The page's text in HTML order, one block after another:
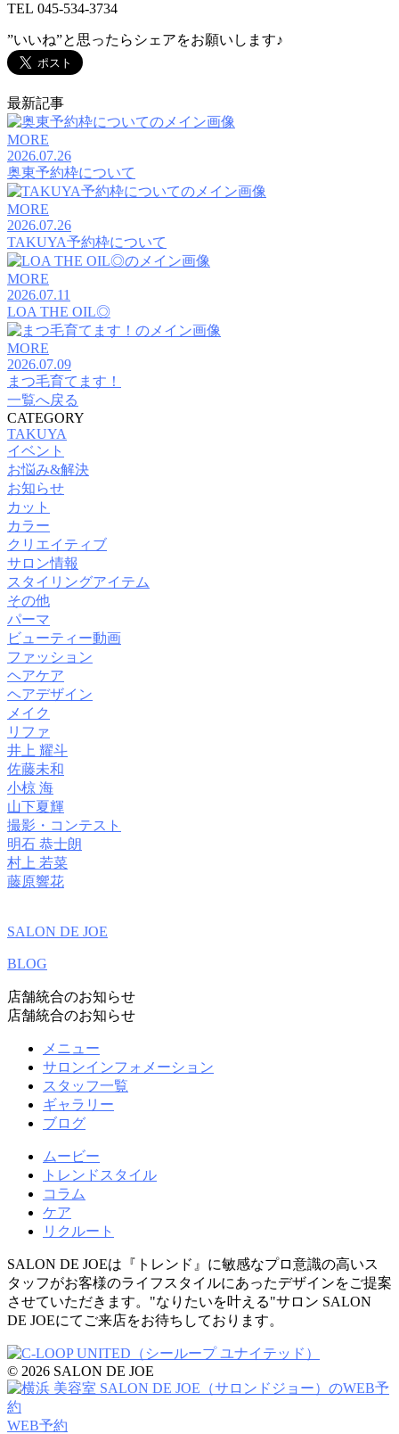
TEL 045-534-3734
”いいね”と思ったらシェアをお願いします♪
最新記事
MORE
2026.07.26
奥東予約枠について
MORE
2026.07.26
TAKUYA予約枠について
MORE
2026.07.11
LOA THE OIL◎
MORE
2026.07.09
まつ毛育てます！
一覧へ戻る
CATEGORY
TAKUYA
イベント
お悩み&解決
お知らせ
カット
カラー
クリエイティブ
サロン情報
スタイリングアイテム
その他
パーマ
ビューティー動画
ファッション
ヘアケア
ヘアデザイン
メイク
リファ
井上 耀斗
佐藤未和
小椋 海
山下夏輝
撮影・コンテスト
明石 恭士朗
村上 若菜
藤原響花
SALON DE JOE
BLOG
店舗統合のお知らせ
店舗統合のお知らせ
メニュー
サロンインフォメーション
スタッフ一覧
ギャラリー
ブログ
ムービー
トレンドスタイル
コラム
ケア
リクルート
SALON DE JOEは『トレンド』に敏感なプロ意識の高いス
タッフがお客様のライフスタイルにあったデザインをご提案
させていただきます。"なりたいを叶える"サロン SALON
DE JOEにてご来店をお待ちしております。
© 2026 SALON DE JOE
WEB予約